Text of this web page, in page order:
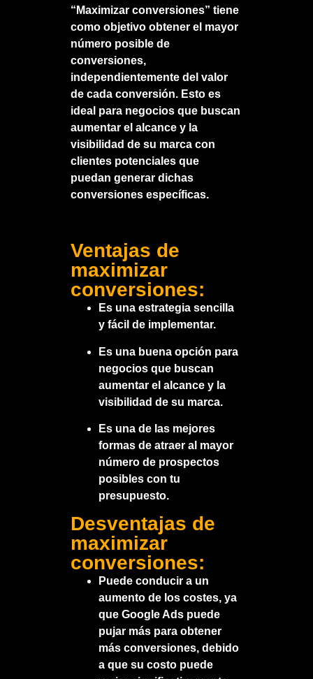
“Maximizar conversiones” tiene
como objetivo obtener el mayor
número posible de
conversiones,
independientemente del valor
de cada conversión. Esto es
ideal para negocios que buscan
aumentar el alcance y la
visibilidad de su marca con
clientes potenciales que
puedan generar dichas
conversiones específicas.
Ventajas de
maximizar
conversiones:
Es una estrategia sencilla
y fácil de implementar.
Es una buena opción para
negocios que buscan
aumentar el alcance y la
visibilidad de su marca.
Es una de las mejores
formas de atraer al mayor
número de prospectos
posibles con tu
presupuesto.
Desventajas de
maximizar
conversiones:
Puede conducir a un
aumento de los costes, ya
que Google Ads puede
pujar más para obtener
más conversiones, debido
a que su costo puede